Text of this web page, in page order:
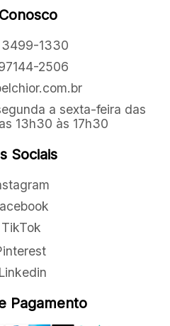
3499-1330
2506
a sexta-feira das
13h30 às 17h30
Sociais
TikTok
Linkedin
Pagamento